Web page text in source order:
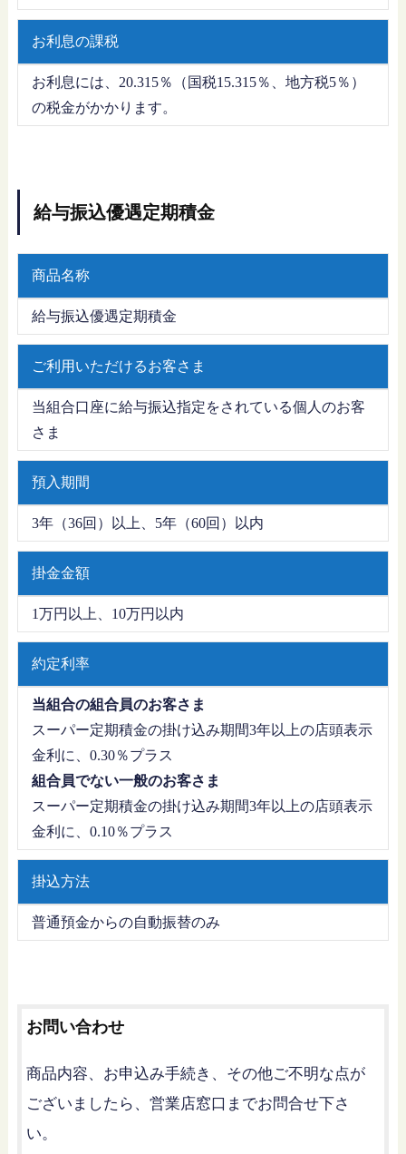
お利息の課税
お利息には、20.315％（国税15.315％、地方税5％）
の税金がかかります。
給与振込優遇定期積金
商品名称
給与振込優遇定期積金
ご利用いただけるお客さま
当組合口座に給与振込指定をされている個人のお客
さま
預入期間
3年（36回）以上、5年（60回）以内
掛金金額
1万円以上、10万円以内
約定利率
当組合の組合員のお客さま
スーパー定期積金の掛け込み期間3年以上の店頭表示
金利に、0.30％プラス
組合員でない一般のお客さま
スーパー定期積金の掛け込み期間3年以上の店頭表示
金利に、0.10％プラス
掛込方法
普通預金からの自動振替のみ
お問い合わせ
商品内容、お申込み手続き、その他ご不明な点が
ございましたら、営業店窓口までお問合せ下さ
い。